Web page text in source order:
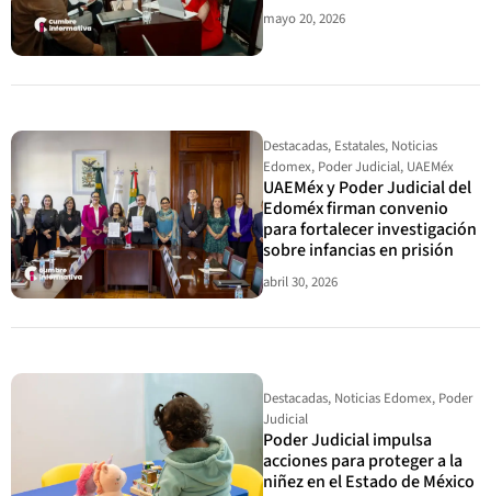
mayo 20, 2026
Destacadas, Estatales, Noticias
Edomex, Poder Judicial, UAEMéx
UAEMéx y Poder Judicial del
Edoméx firman convenio
para fortalecer investigación
sobre infancias en prisión
abril 30, 2026
Destacadas, Noticias Edomex, Poder
Judicial
Poder Judicial impulsa
acciones para proteger a la
niñez en el Estado de México